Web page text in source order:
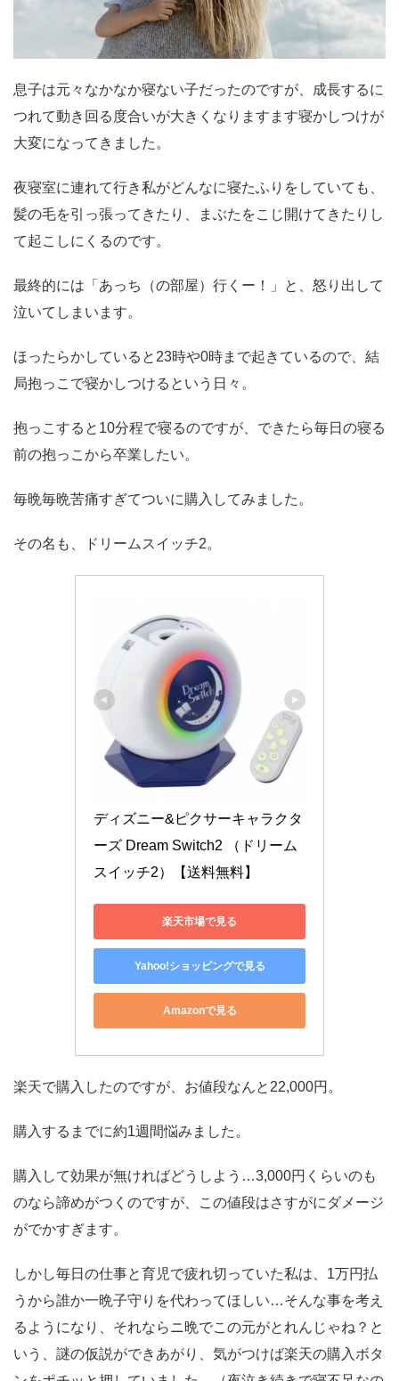
息子は元々なかなか寝ない子だったのですが、成長するに
つれて動き回る度合いが大きくなりますます寝かしつけが
大変になってきました。
夜寝室に連れて行き私がどんなに寝たふりをしていても、
髪の毛を引っ張ってきたり、まぶたをこじ開けてきたりし
て起こしにくるのです。
最終的には「あっち（の部屋）行くー！」と、怒り出して
泣いてしまいます。
ほったらかしていると23時や0時まで起きているので、結
局抱っこで寝かしつけるという日々。
抱っこすると10分程で寝るのですが、できたら毎日の寝る
前の抱っこから卒業したい。
毎晩毎晩苦痛すぎてついに購入してみました。
その名も、ドリームスイッチ2。
ディズニー&ピクサーキャラクタ
ーズ Dream Switch2 （ドリーム
スイッチ2）【送料無料】
楽天市場で見る
Yahoo!ショッピングで見る
Amazonで見る
楽天で購入したのですが、お値段なんと22,000円。
購入するまでに約1週間悩みました。
購入して効果が無ければどうしよう…3,000円くらいのも
のなら諦めがつくのですが、この値段はさすがにダメージ
がでかすぎます。
しかし毎日の仕事と育児で疲れ切っていた私は、1万円払
うから誰か一晩子守りを代わってほしい…そんな事を考え
るようになり、それならニ晩でこの元がとれんじゃね？と
いう、謎の仮説ができあがり、気がつけば楽天の購入ボタ